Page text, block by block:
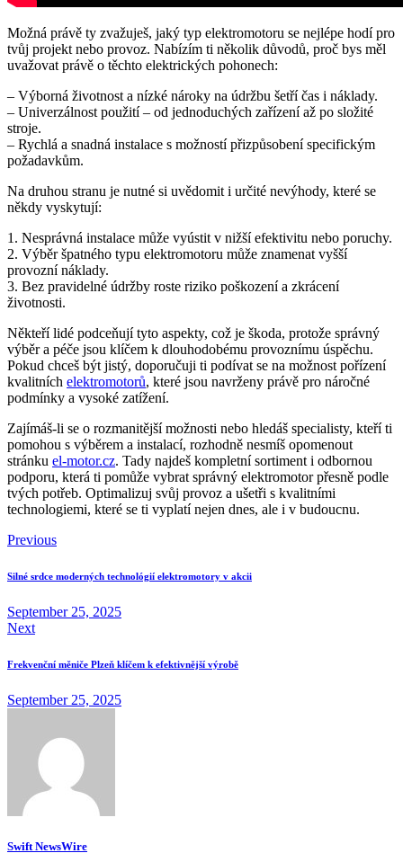
Možná právě ty zvažuješ, jaký typ elektromotoru se nejlépe hodí pro
tvůj projekt nebo provoz. Nabízím ti několik důvodů, proč bys měl
uvažovat právě o těchto elektrických pohonech:
– Výborná životnost a nízké nároky na údržbu šetří čas i náklady.
– Univerzálnost použití – od jednoduchých zařízení až po složité
stroje.
– Rychlá a snadná instalace s možností přizpůsobení specifickým
požadavkům.
Na druhou stranu je nutné si uvědomit i určité nevýhody, které se
někdy vyskytují:
1. Nesprávná instalace může vyústit v nižší efektivitu nebo poruchy.
2. Výběr špatného typu elektromotoru může znamenat vyšší
provozní náklady.
3. Bez pravidelné údržby roste riziko poškození a zkrácení
životnosti.
Někteří lidé podceňují tyto aspekty, což je škoda, protože správný
výběr a péče jsou klíčem k dlouhodobému provoznímu úspěchu.
Pokud chceš být jistý, doporučuji ti podívat se na možnost pořízení
kvalitních elektromotorů, které jsou navrženy právě pro náročné
podmínky a vysoké zatížení.
Zajímáš-li se o rozmanitější možnosti nebo hledáš specialisty, kteří ti
pomohou s výběrem a instalací, rozhodně nesmíš opomenout
stránku el-motor.cz. Tady najdeš kompletní sortiment i odbornou
podporu, která ti pomůže vybrat správný elektromotor přesně podle
tvých potřeb. Optimalizuj svůj provoz a ušetři s kvalitními
technologiemi, které se ti vyplatí nejen dnes, ale i v budoucnu.
Post
navigation
Previous
Silné srdce moderných technológií elektromotory v akcii
September 25, 2025
Next
Frekvenční měniče Plzeň klíčem k efektivnější výrobě
September 25, 2025
Swift NewsWire